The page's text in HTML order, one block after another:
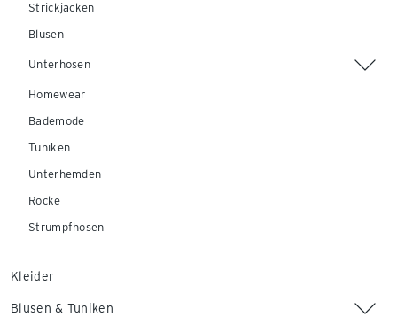
Strickjacken
Blusen
Unterhosen
Homewear
Bademode
Tuniken
Unterhemden
Röcke
Strumpfhosen
Kleider
Blusen & Tuniken